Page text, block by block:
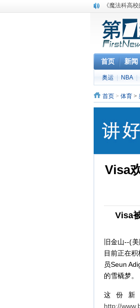
电信运营商“
保健品也能
煤价"跳水"电
苹果公司自建
吃饭、睡觉、
网络电商和
英国小猫因
《中二病也想
《魔法科高
首页 新闻
奥运 NBA
首页 > 体育 >
Visa
Visa
旧金山--(
目前正在
员Seun
的雪橇梦。
这份
http://